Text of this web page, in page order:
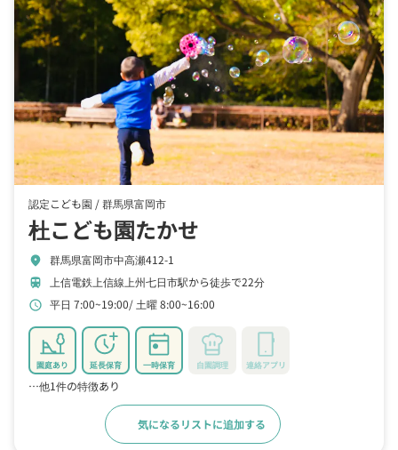
認定こども園 /群馬県富岡市
杜こども園たかせ
location_on 群馬県富岡市中高瀬412-1
train 上信電鉄上信線上州七日市駅から徒歩で22分
schedule 平日 7:00~19:00 土曜 8:00~16:00
園庭あり 延長保育 一時保育 自園調理 連絡アプリ
…他1件の特徴あり
気になるリストに追加する